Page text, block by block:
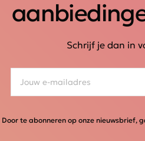
Schrijf je dan in
Door te abonneren op onze nieuwsbrief,